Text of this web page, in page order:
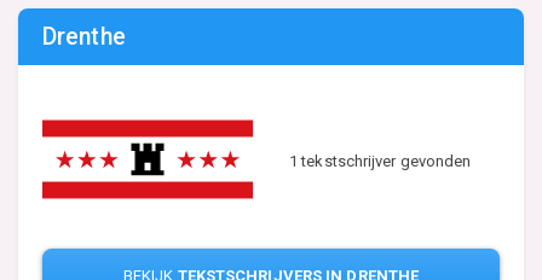
Drenthe
1 tekstschrijver gevonden
BEKIJK TEKSTSCHRIJVERS IN DRENTHE